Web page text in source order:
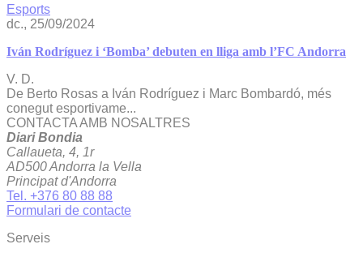
Esports
dc., 25/09/2024
Iván Rodríguez i ‘Bomba’ debuten en lliga amb l’FC Andorra
V. D.
De Berto Rosas a Iván Rodríguez i Marc Bombardó, més
conegut esportivame...
CONTACTA AMB NOSALTRES
Diari Bondia
Callaueta, 4, 1r
AD500 Andorra la Vella
Principat d'Andorra
Tel. +376 80 88 88
Formulari de contacte
Serveis